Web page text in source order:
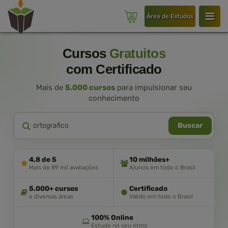
Área de Estudos
Cursos Gratuitos
com Certificado
Mais de 5.000 cursos para impulsionar seu
conhecimento
Buscar
4,8 de 5
Mais de 89 mil avaliações
10 milhões+
Alunos em todo o Brasil
5.000+ cursos
e diversas áreas
Certificado
Válido em todo o Brasil
100% Online
Estude no seu ritmo